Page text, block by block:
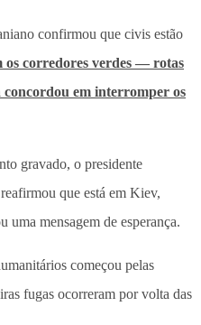
confirmou que civis estão
os corredores verdes — rotas
em interromper os
gravado, o presidente
que está em Kiev,
uma mensagem de esperança.
começou pelas
fugas ocorreram por volta das